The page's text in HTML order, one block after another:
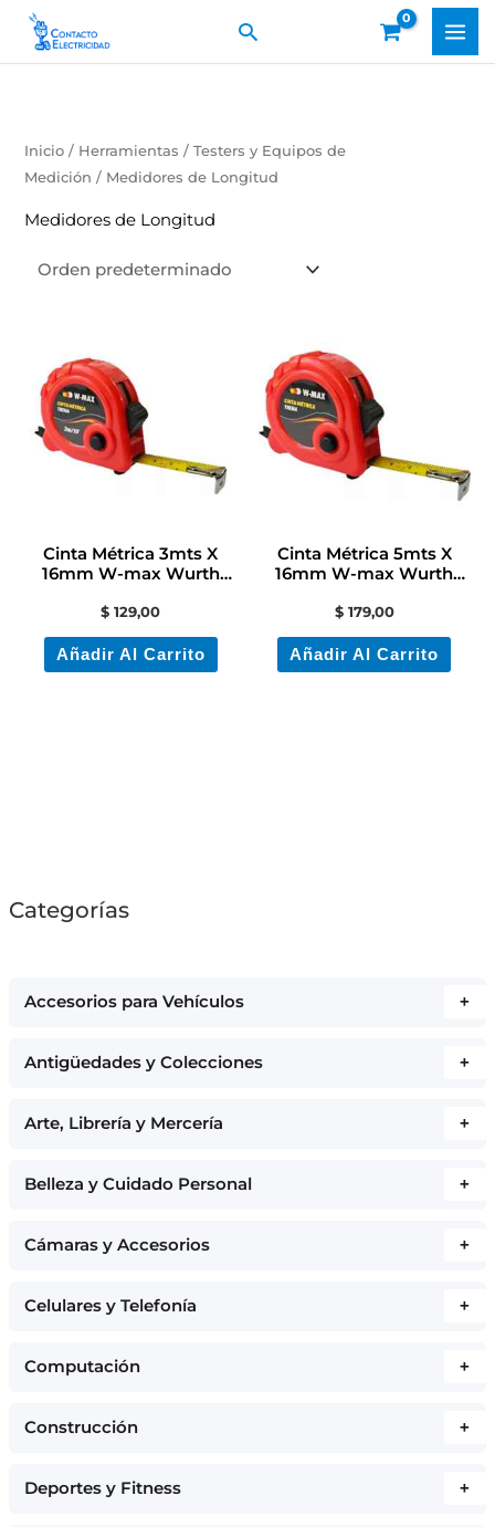
Buscar
Categorías
Accesorios para Vehículos +
Antigüedades y Colecciones +
Arte, Librería y Mercería +
Belleza y Cuidado Personal +
Cámaras y Accesorios +
Celulares y Telefonía +
Computación +
Construcción +
Deportes y Fitness +
Inicio / Herramientas /Testers y Equipos de
Medición / Medidores de Longitud
Medidores de Longitud
Cinta Métrica 3mts X
16mm W-max Wurth
$ 129,00
Añadir Al Carrito
Cinta Métrica 5mts X
16mm W-max Wurth
$179,00
Añadir Al Carrito